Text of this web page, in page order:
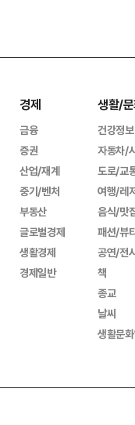
경제
금융
증권
산업/재계
중기/벤처
부동산
글로벌경제
생활경제
경제일반
생활/
건강정보
자동차/
도로/교
여행/레
음식/맛
패션/뷰
공연/전
책
종교
날씨
생활문